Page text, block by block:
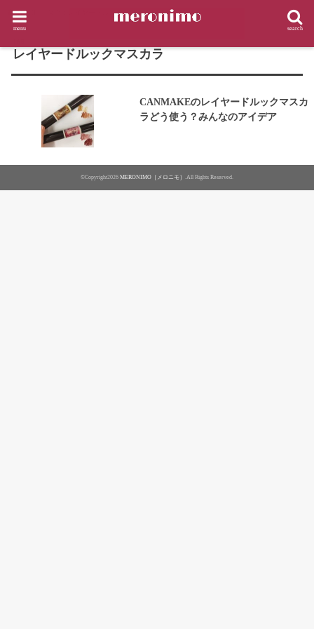
search
menu
HOME タグ : レイヤードルックマスカラ
レイヤードルックマスカラ
CANMAKEのレイヤードルックマスカ
ラどう使う？みんなのアイデア
©Copyright2026 MERONIMO［メロニモ］ .All Rights Reserved.